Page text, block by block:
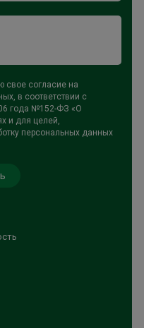
свое согласие на
в соответствии с
года №152-ФЗ «О
и для целей,
персональных данных